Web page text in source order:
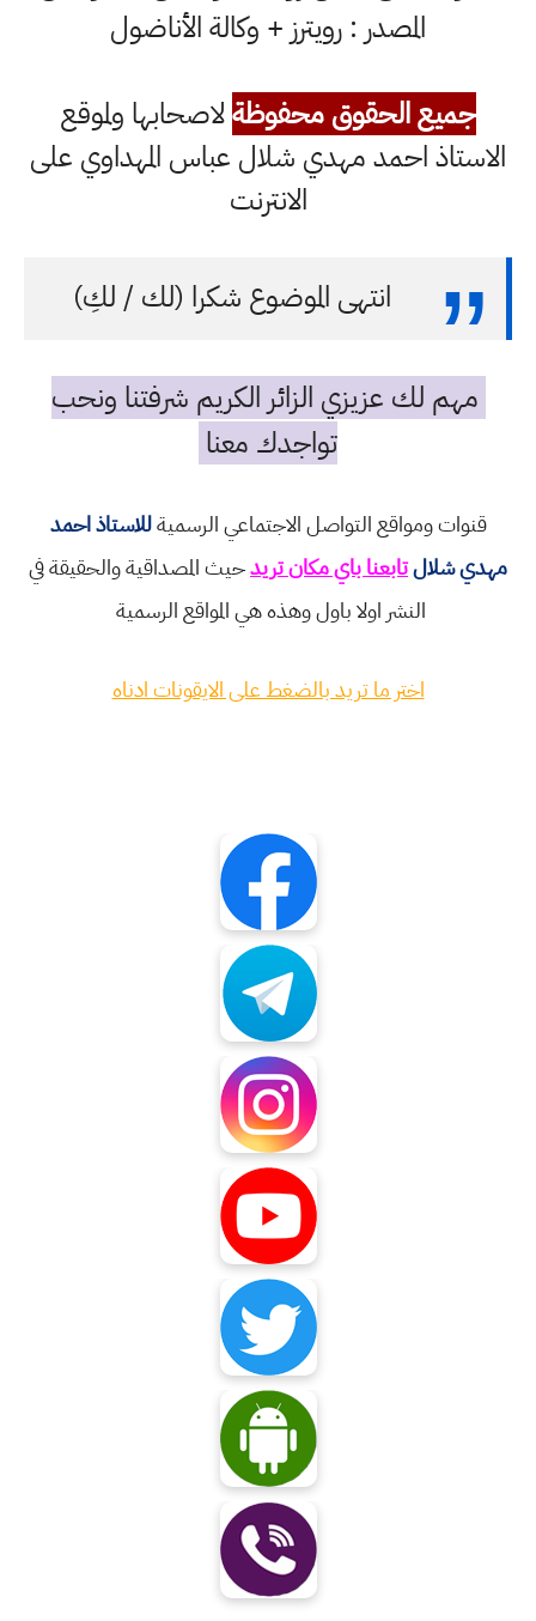
المصدر : رويترز + وكالة الأناضول
جميع الحقوق محفوظةلاصحابها ولموقع
الاستاذ احمد مهدي شلال عباس المهداوي على
الانترنت
انتهى الموضوع شكرا (لك / لكِ)
مهم لك عزيزي الزائر الكريم شرفتنا ونحب
تواجدك معنا
قنوات ومواقع التواصل الاجتماعي الرسميةللاستاذ احمد
مهدي شلالتابعنا باي مكان تريدحيث المصداقية والحقيقة في
النشر اولا باول وهذه هي المواقع الرسمية
اختر ما تريد بالضغط على الايقونات ادناه